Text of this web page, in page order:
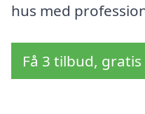
hus med
Få 3 tilbud,